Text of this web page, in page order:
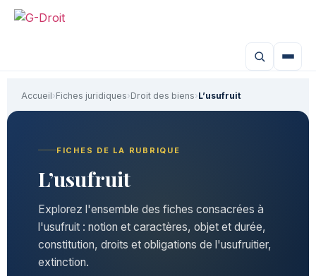
Accueil›Fiches juridiques›Droit des biens›L’usufruit
FICHES DE LA RUBRIQUE
L’usufruit
Explorez l'ensemble des fiches consacrées à
l'usufruit : notion et caractères, objet et durée,
constitution, droits et obligations de l'usufruitier,
extinction.